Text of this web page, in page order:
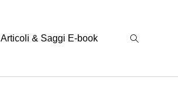
Articoli & Saggi E-book